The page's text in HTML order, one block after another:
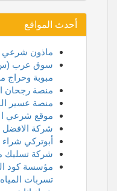
أحدث المواقع
ماذون شرعي
سوق عرب (س
مبوبة وحراج
منصة رجحان
منصة عسير
موقع شرعي
شركة
أبوتركي
شركة تسليك
مؤسسة كود
تسربات المياه